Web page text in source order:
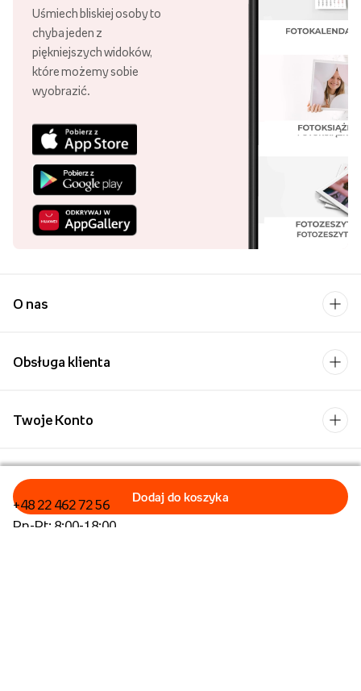
Uśmiech bliskiej osoby to
chyba jeden z
piękniejszych widoków,
które możemy sobie
wyobrazić.
O nas
Obsługa klienta
Kontakt
+48 22 462 72 56
Pn-Pt: 8:00-18:00
Twoje Konto